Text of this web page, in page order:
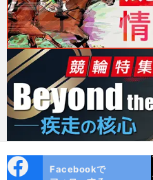
ok
Facebookで